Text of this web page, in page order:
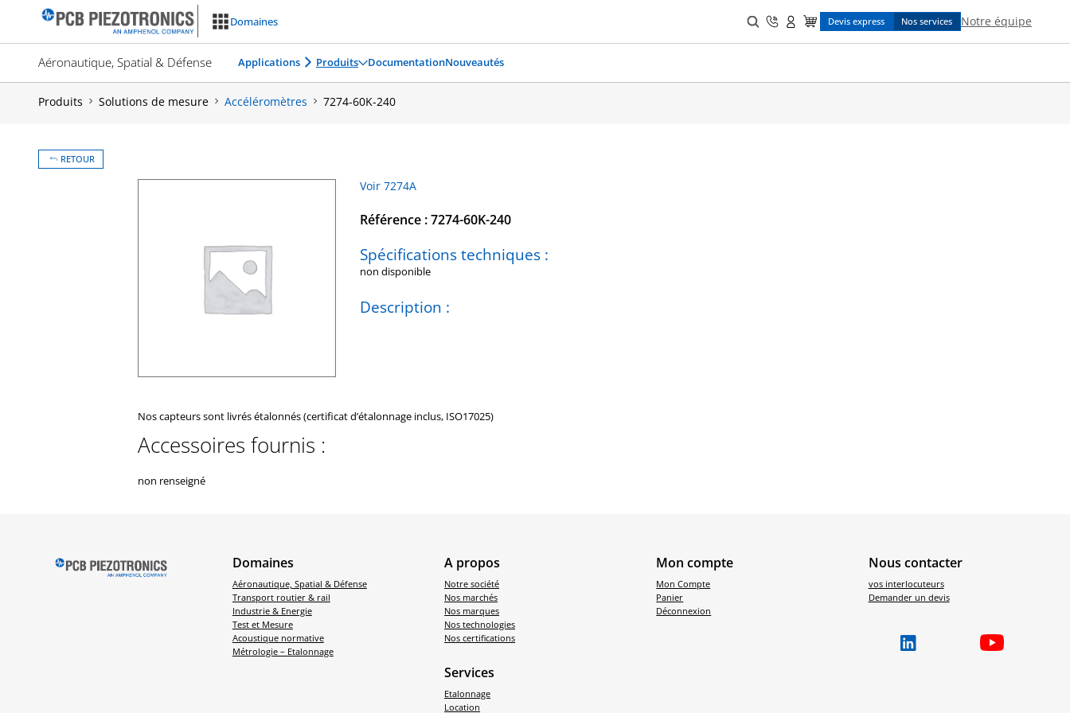
Domaines
Search
for:
Devis express Nos services Notre équipe
Aéronautique, Spatial & Défense Applications Produits DocumentationNouveautés
Produits Solutions de mesure Accéléromètres 7274-60K-240
RETOUR
Voir 7274A
Référence : 7274-60K-240
Spécifications techniques :
non disponible
Description :
Nos capteurs sont livrés étalonnés (certificat d’étalonnage inclus, ISO17025)
Accessoires fournis :
non renseigné
Domaines
Aéronautique, Spatial & Défense
Transport routier & rail
Industrie & Energie
Test et Mesure
Acoustique normative
Métrologie – Etalonnage
A propos
Notre société
Nos marchés
Nos marques
Nos technologies
Nos certifications
Services
Etalonnage
Location
Mon compte
Mon Compte
Panier
Déconnexion
Nous contacter
vos interlocuteurs
Demander un devis